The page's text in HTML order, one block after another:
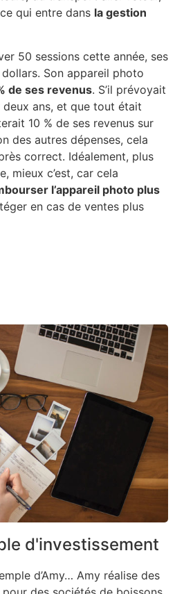
qui entre dans la gestion
50 sessions cette année, ses
Son appareil photo
de ses revenus. S’il prévoyait
deux ans, et que tout était
10 % de ses revenus sur
des autres dépenses, cela
correct. Idéalement, plus
mieux c’est, car cela
l’appareil photo plus
en cas de ventes plus
d'investissement
d’Amy… Amy réalise des